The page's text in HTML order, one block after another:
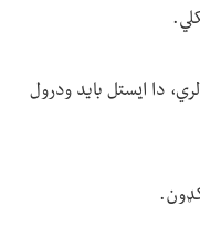
دا ایستل باید ودرول